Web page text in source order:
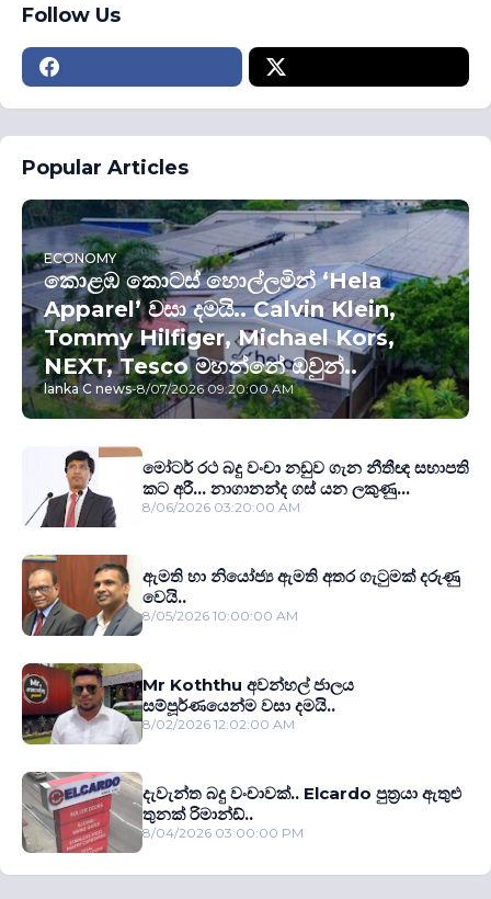
Follow Us
Popular Articles
ECONOMY
කොළඹ කොටස් හොල්ලමින් ‘Hela
Apparel’ වසා දමයි.. Calvin Klein,
Tommy Hilfiger, Michael Kors,
NEXT, Tesco මහන්නේ ඔවුන්..
lanka C news-8/07/2026 09:20:00 AM
මෝටර් රථ බදු වංචා නඩුව ගැන නීතීඥ සභාපති
කට අරී... නාගානන්ද ගස් යන ලකුණු...
8/06/2026 03:20:00 AM
ඇමති හා නියෝජ්‍ය ඇමති අතර ගැටුමක් දරුණු
වෙයි..
8/05/2026 10:00:00 AM
Mr Koththu අවන්හල් ජාලය
සම්පූර්ණයෙන්ම වසා දමයි..
8/02/2026 12:02:00 AM
දැවැන්ත බදු වංචාවක්.. Elcardo පුත‍්‍රයා ඇතුළු
තුනක් රිමාන්ඩ්..
8/04/2026 03:00:00 PM